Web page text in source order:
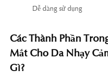
Dễ dàng sử dụng
Các Thành Phần
Mắt Cho Da Nhạy
Gì?